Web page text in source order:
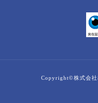
Copyright©株式会社